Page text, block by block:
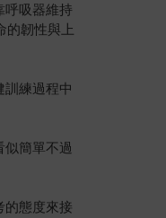
呼吸器維持
的韌性與上
練過程中
簡單不過
的態度來接